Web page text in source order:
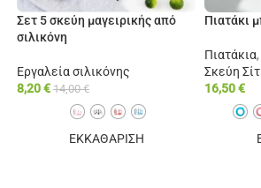
Σετ 5 σκεύη μαγειρικής από
σιλικόνη
Εργαλεία σιλικόνης
8,20€ 14,00€
ΕΚΚΑΘΑΡΙΣΗ
Πιατάκι
Πιατάκια,
Σκεύη
16,50€